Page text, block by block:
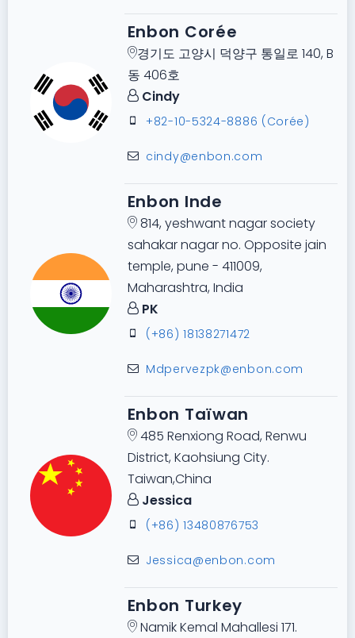
Enbon Corée
경기도 고양시 덕양구 통일로 140, B
동 406호
Cindy
+82-10-5324-8886 (Corée)
cindy@enbon.com
Enbon Inde
814, yeshwant nagar society
sahakar nagar no. Opposite jain
temple, pune - 411009,
Maharashtra, India
PK
(+86) 18138271472
Mdpervezpk@enbon.com
Enbon Taïwan
485 Renxiong Road, Renwu
District, Kaohsiung City.
Taiwan,China
Jessica
(+86) 13480876753
Jessica@enbon.com
Enbon Turkey
Namik Kemal Mahallesi 171.